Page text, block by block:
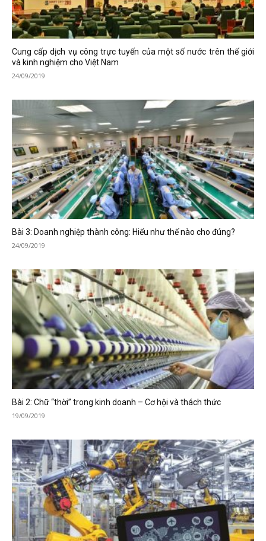
Cung cấp dịch vụ công trực tuyến của một số nước trên thế giới
và kinh nghiệm cho Việt Nam
24/09/2019
Bài 3: Doanh nghiệp thành công: Hiểu như thế nào cho đúng?
24/09/2019
Bài 2: Chữ “thời” trong kinh doanh – Cơ hội và thách thức
19/09/2019